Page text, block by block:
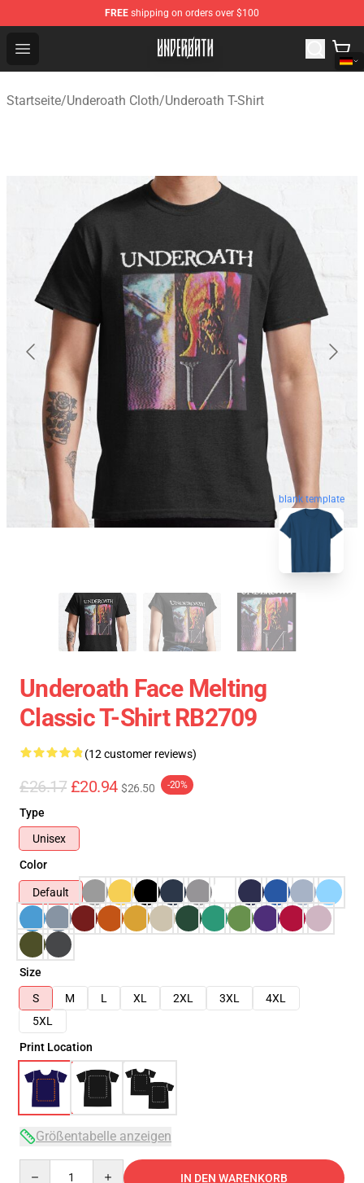
FREE shipping on orders over $100
Open menu
Underoath Store - Official Underoath Merchandise Shop
Startseite/Underoath Cloth/Underoath T-Shirt
blank template
Underoath Face Melting
Classic T-Shirt RB2709
(12 customer reviews)
£26.17 £20.94 $26.50 -20%
Type
Unisex
Color
Default
Size
S
M L XL 2XL 3XL
4XL
5XL
Print Location
Größentabelle anzeigen
IN DEN WARENKORB